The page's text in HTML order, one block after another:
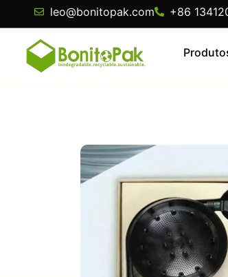
leo@bonitopak.com +86